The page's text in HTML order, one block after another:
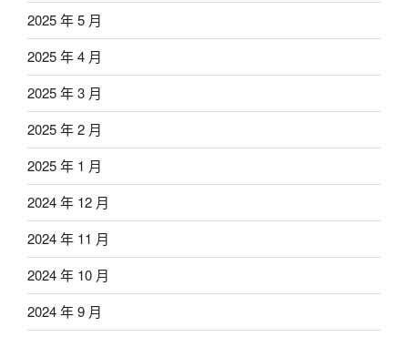
2025 年 5 月
2025 年 4 月
2025 年 3 月
2025 年 2 月
2025 年 1 月
2024 年 12 月
2024 年 11 月
2024 年 10 月
2024 年 9 月